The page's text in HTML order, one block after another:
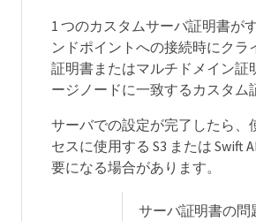
1 つのカスタムサーバ証明書が
ンドポイントへの接続時にク
証明書またはマルチドメイン証
ージノードに一致するカスタム
サーバでの設定が完了したら、
セスに使用する S3 または Swift
要になる場合があります。
サーバ証明書の問